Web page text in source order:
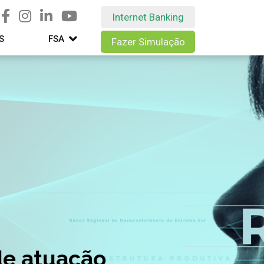
FSA
Internet Banking
Fazer Simulação